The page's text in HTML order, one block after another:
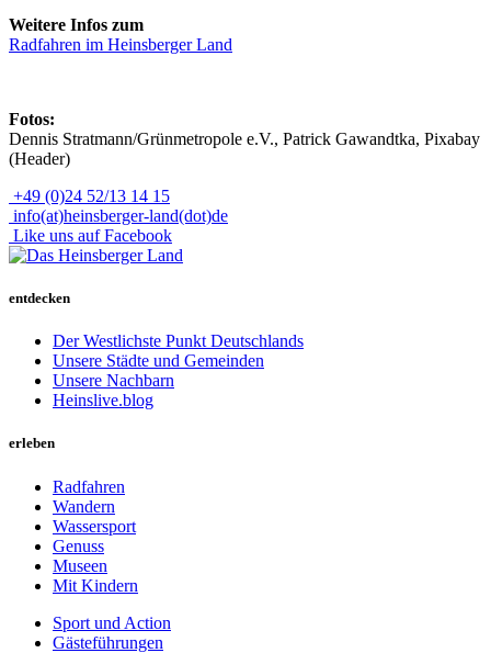
Weitere Infos zum
Radfahren im Heinsberger Land
Fotos:
Dennis Stratmann/Grünmetropole e.V., Patrick Gawandtka, Pixabay
(Header)
+49 (0)24 52/13 14 15
info(at)heinsberger-land(dot)de
Like uns auf Facebook
entdecken
Der Westlichste Punkt Deutschlands
Unsere Städte und Gemeinden
Unsere Nachbarn
Heinslive.blog
erleben
Radfahren
Wandern
Wassersport
Genuss
Museen
Mit Kindern
Sport und Action
Gästeführungen